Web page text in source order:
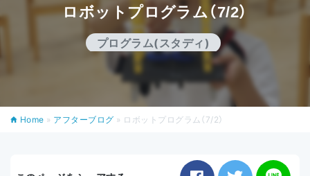
学校生活
ロボットプログラム（7/2）
プログラム(スタディ)
Home » アフターブログ » ロボットプログラム（7/2）